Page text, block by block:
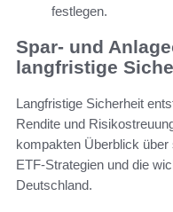
festlegen.
Spar- und
langfristige
Langfristige Sicherheit
Rendite und
kompakten Überblick
ETF-Strategien und die
Deutschland.